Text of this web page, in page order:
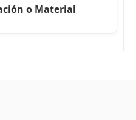
o Material